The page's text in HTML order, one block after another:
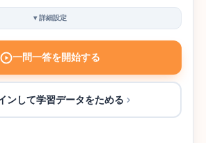
▾詳細設定
一問一答を開始する
ンして学習データをためる